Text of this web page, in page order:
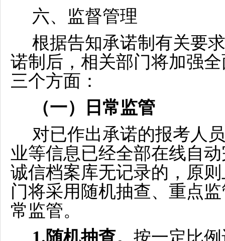
六、
监督管理
根据告知承诺制有关要
诺制后，相关部门将加强
三个方面：
（一）日常监管
对已作出承诺的报考人
业等信息已经全部在线自
诚信档案库无记录的，原
门将采用随机抽查、重点
常监管。